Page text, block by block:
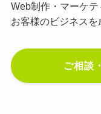
Web制作・マーケ
お客様のビジネスを
ご相談